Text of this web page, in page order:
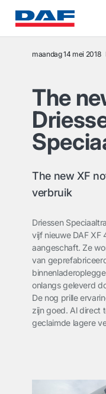
maandag 14 mei 2018
The
The new XF
verbruik
Driessen
vijf nieuwe DAF
aangeschaft. Ze
van
onlangs geleverd
De nog prille
zijn goed. Al direct
geclaimde lagere